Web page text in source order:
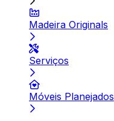
Madeira Originals
Serviços
Móveis Planejados